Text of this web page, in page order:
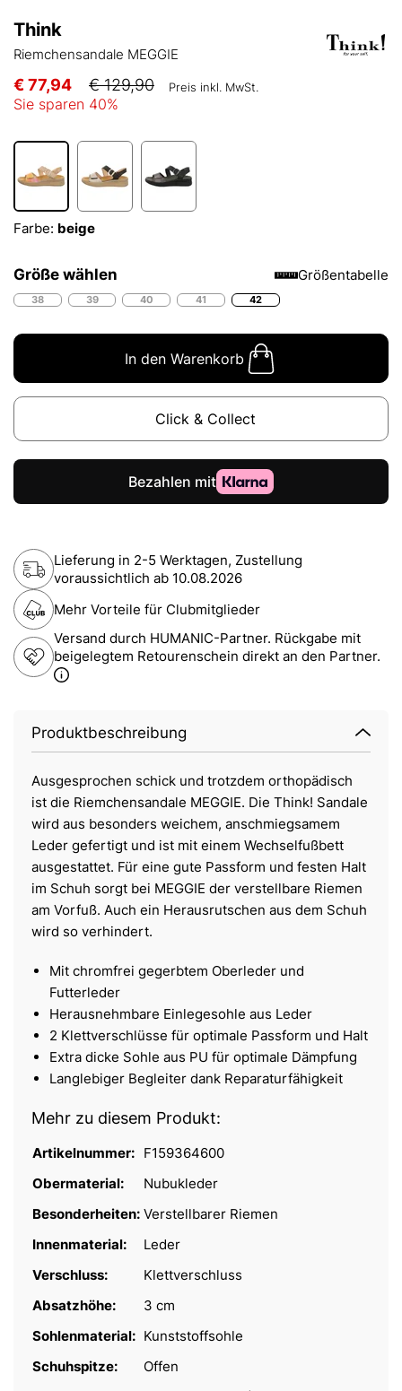
Think
Riemchensandale MEGGIE
€ 77,94 € 129,90 Preis inkl. MwSt.
Sie sparen 40%
Farbe: beige
Größe wählen Größentabelle
38 39 40 41 42
In den Warenkorb
Click & Collect
Lieferung in 2-5 Werktagen, Zustellung
voraussichtlich ab 10.08.2026
Mehr Vorteile für Clubmitglieder
Versand durch HUMANIC-Partner. Rückgabe mit
beigelegtem Retourenschein direkt an den Partner.
Produktbeschreibung
Ausgesprochen schick und trotzdem orthopädisch
ist die Riemchensandale MEGGIE. Die Think! Sandale
wird aus besonders weichem, anschmiegsamem
Leder gefertigt und ist mit einem Wechselfußbett
ausgestattet. Für eine gute Passform und festen Halt
im Schuh sorgt bei MEGGIE der verstellbare Riemen
am Vorfuß. Auch ein Herausrutschen aus dem Schuh
wird so verhindert.
Mit chromfrei gegerbtem Oberleder und
Futterleder
Herausnehmbare Einlegesohle aus Leder
2 Klettverschlüsse für optimale Passform und Halt
Extra dicke Sohle aus PU für optimale Dämpfung
Langlebiger Begleiter dank Reparaturfähigkeit
Mehr zu diesem Produkt:
Artikelnummer: F159364600
Obermaterial:
Nubukleder
Besonderheiten: Verstellbarer Riemen
Innenmaterial:
Leder
Verschluss:
Klettverschluss
Absatzhöhe:
3 cm
Sohlenmaterial: Kunststoffsohle
Schuhspitze:
Offen